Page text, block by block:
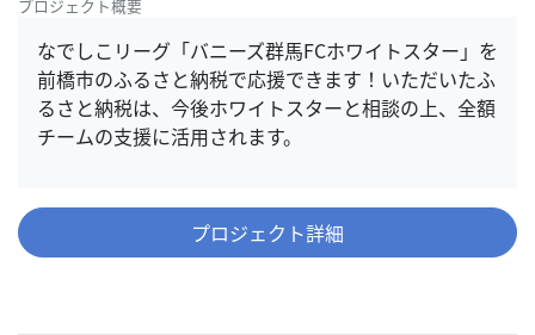
プロジェクト概要
なでしこリーグ「バニーズ群馬FCホワイトスター」を
前橋市のふるさと納税で応援できます！いただいたふ
るさと納税は、今後ホワイトスターと相談の上、全額
チームの支援に活用されます。
プロジェクト詳細